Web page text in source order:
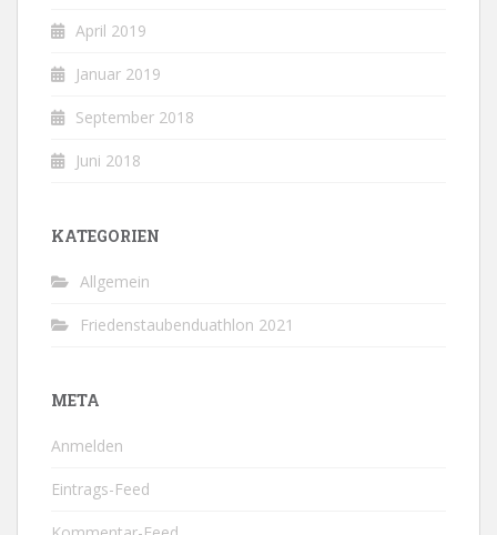
April 2019
Januar 2019
September 2018
Juni 2018
KATEGORIEN
Allgemein
Friedenstaubenduathlon 2021
META
Anmelden
Eintrags-Feed